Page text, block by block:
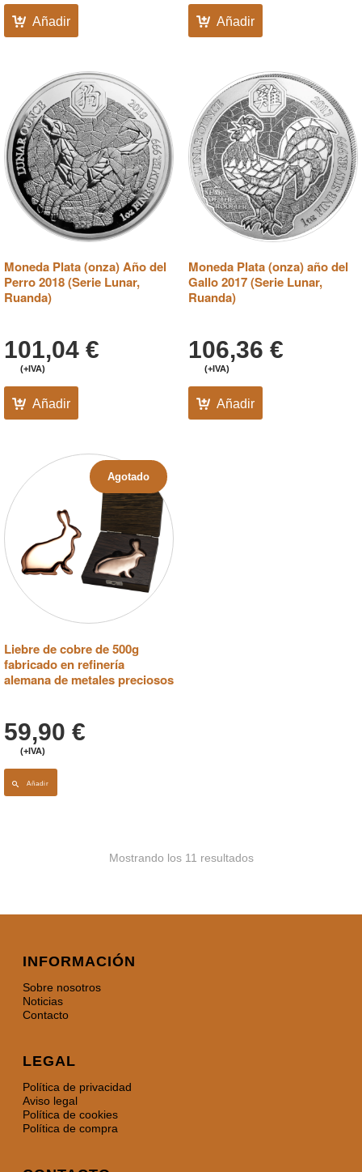
Añadir Añadir
Moneda Plata (onza) Año del
Perro 2018 (Serie Lunar,
Ruanda)
101,04 €
(+IVA)
Añadir
Moneda Plata (onza) año del
Gallo 2017 (Serie Lunar,
Ruanda)
106,36 €
(+IVA)
Añadir
Liebre de cobre de 500g
fabricado en refinería
alemana de metales preciosos
Agotado
59,90 €
(+IVA)
Añadir
Mostrando los 11 resultados
INFORMACIÓN
Sobre nosotros
Noticias
Contacto
LEGAL
Política de privacidad
Aviso legal
Política de cookies
Política de compra